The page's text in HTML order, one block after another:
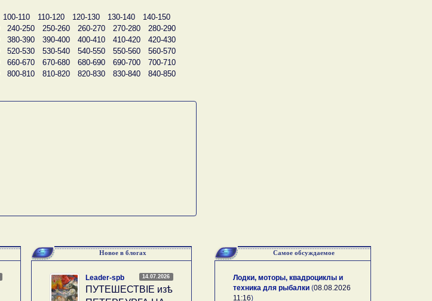
100-110 110-120 120-130 130-140
140-150
240-250 250-260 260-270 270-280
280-290
380-390 390-400 400-410 410-420
420-430
520-530 530-540 540-550 550-560
560-570
660-670 670-680 680-690 690-700
700-710
800-810 810-820 820-830 830-840
840-850
Новое в блогах
14.07.2026
Leader-spb
ПУТЕШЕСТВIE изѣ
Самое обсуждаемое
Лодки, моторы, квадроциклы и
техника для рыбалки(08.08.2026
11:16)